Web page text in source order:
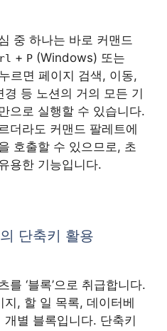
중 하나는 바로 커맨드
+ P (Windows) 또는
르면 페이지 검색, 이동,
경 등 노션의 거의 모든 기
으로 실행할 수 있습니다.
더라도 커맨드 팔레트에
호출할 수 있으므로, 초
용한 기능입니다.
단축키 활용
를 ‘블록’으로 취급합니다.
, 할 일 목록, 데이터베
별 블록입니다. 단축키